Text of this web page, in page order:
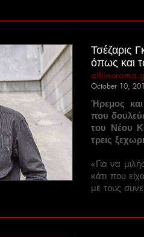
Τσέζαρις
όπως και
October 10,
Ήρεμος
που
του Νέου
τρεις
«Για να
κάτι που
με τους